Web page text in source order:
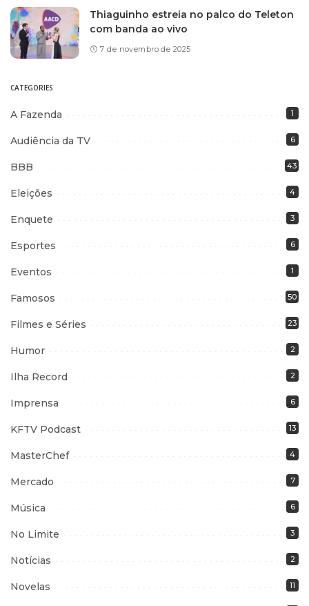
Thiaguinho estreia no palco do Teleton
com banda ao vivo
7 de novembro de 2025
CATEGORIES
A Fazenda 1
Audiência da TV 6
BBB 43
Eleições 4
Enquete 3
Esportes 6
Eventos 1
Famosos 50
Filmes e Séries 23
Humor 2
Ilha Record 2
Imprensa 6
KFTV Podcast 13
MasterChef 4
Mercado 7
Música 6
No Limite 3
Notícias 2
Novelas 11